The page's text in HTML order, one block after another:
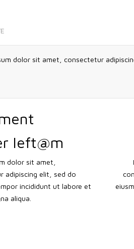
left@m
dolor sit amet,
adipiscing elit, sed do
incididunt ut labore et
aliqua.